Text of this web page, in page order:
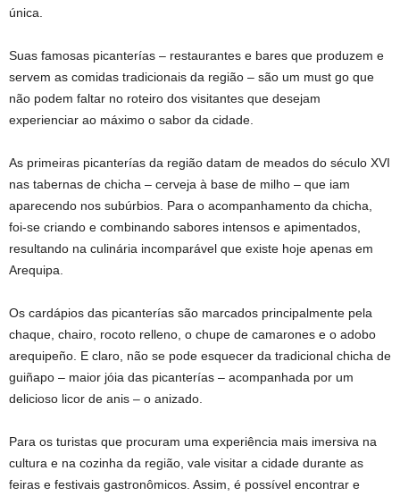
única.
Suas famosas picanterías – restaurantes e bares que produzem e
servem as comidas tradicionais da região – são um must go que
não podem faltar no roteiro dos visitantes que desejam
experienciar ao máximo o sabor da cidade.
As primeiras picanterías da região datam de meados do século XVI
nas tabernas de chicha – cerveja à base de milho – que iam
aparecendo nos subúrbios. Para o acompanhamento da chicha,
foi-se criando e combinando sabores intensos e apimentados,
resultando na culinária incomparável que existe hoje apenas em
Arequipa.
Os cardápios das picanterías são marcados principalmente pela
chaque, chairo, rocoto relleno, o chupe de camarones e o adobo
arequipeño. E claro, não se pode esquecer da tradicional chicha de
guiñapo – maior jóia das picanterías – acompanhada por um
delicioso licor de anis – o anizado.
Para os turistas que procuram uma experiência mais imersiva na
cultura e na cozinha da região, vale visitar a cidade durante as
feiras e festivais gastronômicos. Assim, é possível encontrar e